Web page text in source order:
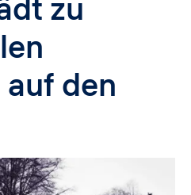
zu
den